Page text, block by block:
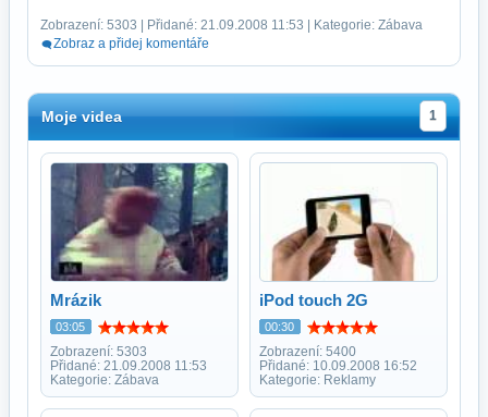
Zobrazení: 5303 | Přidané: 21.09.2008 11:53 | Kategorie: Zábava
Zobraz a přidej komentáře
Moje videa 1
Mrázik
03:05
Zobrazení: 5303
Přidané: 21.09.2008 11:53
Kategorie: Zábava
iPod touch 2G
00:30
Zobrazení: 5400
Přidané: 10.09.2008 16:52
Kategorie: Reklamy